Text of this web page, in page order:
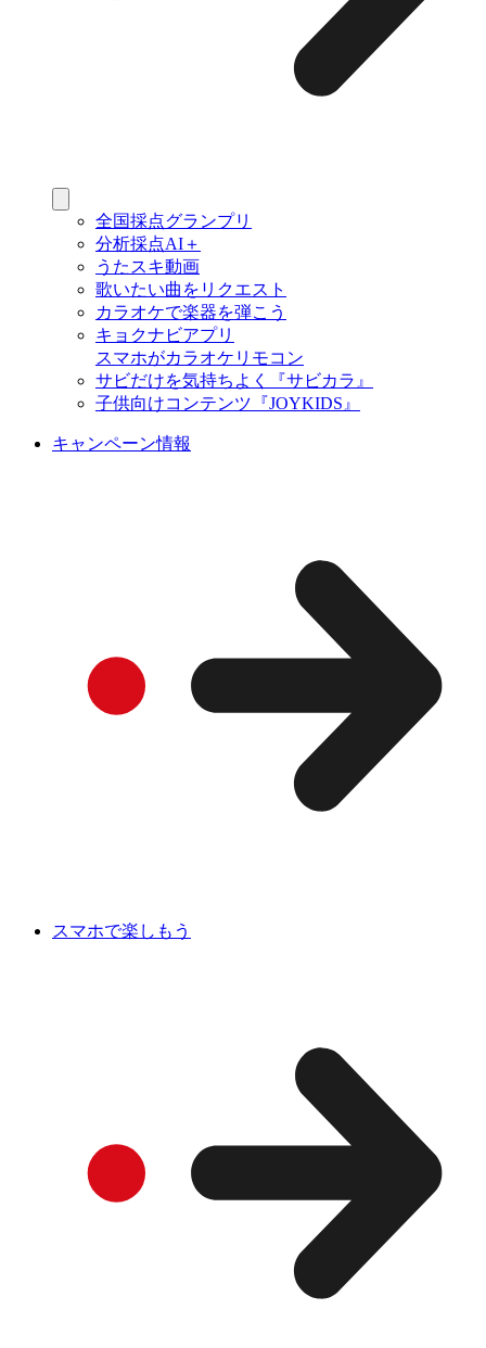
全国採点グランプリ
分析採点AI＋
うたスキ動画
歌いたい曲をリクエスト
カラオケで楽器を弾こう
キョクナビアプリ
スマホがカラオケリモコン
サビだけを気持ちよく『サビカラ』
子供向けコンテンツ『JOYKIDS』
キャンペーン情報
スマホで楽しもう